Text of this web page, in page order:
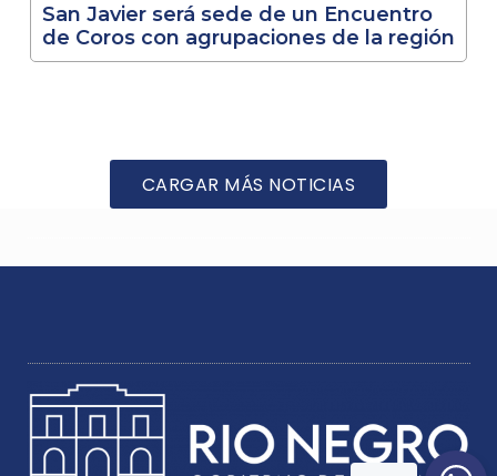
San Javier será sede de un Encuentro
de Coros con agrupaciones de la región
CARGAR MÁS NOTICIAS